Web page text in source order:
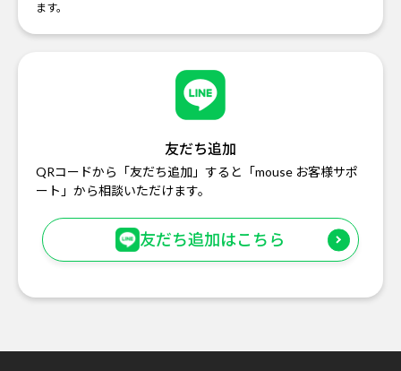
ます。
友だち追加
QRコードから「友だち追加」すると「mouse お客様サポ
ート」から相談いただけます。
友だち追加はこちら